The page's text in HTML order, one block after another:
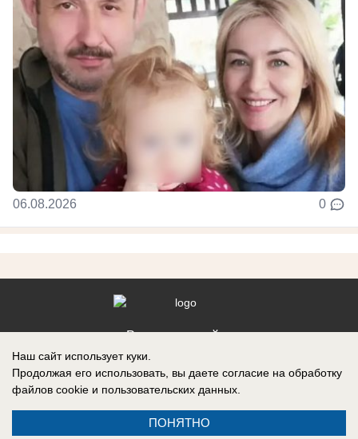
06.08.2026 0
Реклама на сайте
Наш сайт использует куки.
Продолжая его использовать, вы даете согласие на обработку
файлов cookie и пользовательских данных.
ПОНЯТНО